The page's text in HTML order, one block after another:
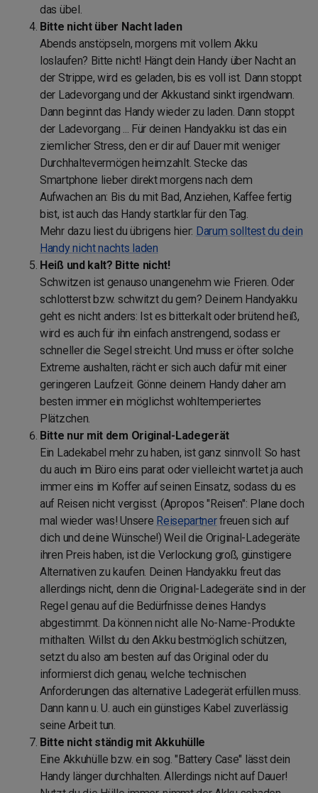
das übel.
Bitte nicht über Nacht laden
Abends anstöpseln, morgens mit vollem Akku
loslaufen? Bitte nicht! Hängt dein Handy über Nacht an
der Strippe, wird es geladen, bis es voll ist. Dann stoppt
der Ladevorgang und der Akkustand sinkt irgendwann.
Dann beginnt das Handy wieder zu laden. Dann stoppt
der Ladevorgang ... Für deinen Handyakku ist das ein
ziemlicher Stress, den er dir auf Dauer mit weniger
Durchhaltevermögen heimzahlt. Stecke das
Smartphone lieber direkt morgens nach dem
Aufwachen an: Bis du mit Bad, Anziehen, Kaffee fertig
bist, ist auch das Handy startklar für den Tag.
Mehr dazu liest du übrigens hier: Darum solltest du dein
Handy nicht nachts laden
Heiß und kalt? Bitte nicht!
Schwitzen ist genauso unangenehm wie Frieren. Oder
schlotterst bzw. schwitzt du gern? Deinem Handyakku
geht es nicht anders: Ist es bitterkalt oder brütend heiß,
wird es auch für ihn einfach anstrengend, sodass er
schneller die Segel streicht. Und muss er öfter solche
Extreme aushalten, rächt er sich auch dafür mit einer
geringeren Laufzeit. Gönne deinem Handy daher am
besten immer ein möglichst wohltemperiertes
Plätzchen.
Bitte nur mit dem Original-Ladegerät
Ein Ladekabel mehr zu haben, ist ganz sinnvoll: So hast
du auch im Büro eins parat oder vielleicht wartet ja auch
immer eins im Koffer auf seinen Einsatz, sodass du es
auf Reisen nicht vergisst. (Apropos "Reisen": Plane doch
mal wieder was! Unsere Reisepartnerfreuen sich auf
dich und deine Wünsche!) Weil die Original-Ladegeräte
ihren Preis haben, ist die Verlockung groß, günstigere
Alternativen zu kaufen. Deinen Handyakku freut das
allerdings nicht, denn die Original-Ladegeräte sind in der
Regel genau auf die Bedürfnisse deines Handys
abgestimmt. Da können nicht alle No-Name-Produkte
mithalten. Willst du den Akku bestmöglich schützen,
setzt du also am besten auf das Original oder du
informierst dich genau, welche technischen
Anforderungen das alternative Ladegerät erfüllen muss.
Dann kann u. U. auch ein günstiges Kabel zuverlässig
seine Arbeit tun.
Bitte nicht ständig mit Akkuhülle
Eine Akkuhülle bzw. ein sog. "Battery Case" lässt dein
Handy länger durchhalten. Allerdings nicht auf Dauer!